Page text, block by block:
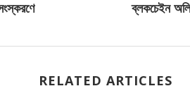
ব্লকচেইন
RELATED ARTICLES